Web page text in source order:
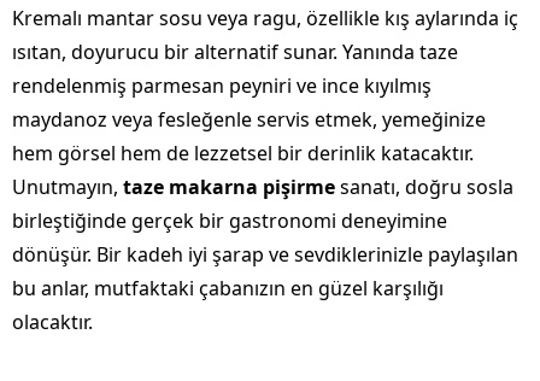
Kremalı mantar sosu veya ragu, özellikle kış aylarında iç
ısıtan, doyurucu bir alternatif sunar. Yanında taze
rendelenmiş parmesan peyniri ve ince kıyılmış
maydanoz veya fesleğenle servis etmek, yemeğinize
hem görsel hem de lezzetsel bir derinlik katacaktır.
Unutmayın, taze makarna pişirmesanatı, doğru sosla
birleştiğinde gerçek bir gastronomi deneyimine
dönüşür. Bir kadeh iyi şarap ve sevdiklerinizle paylaşılan
bu anlar, mutfaktaki çabanızın en güzel karşılığı
olacaktır.